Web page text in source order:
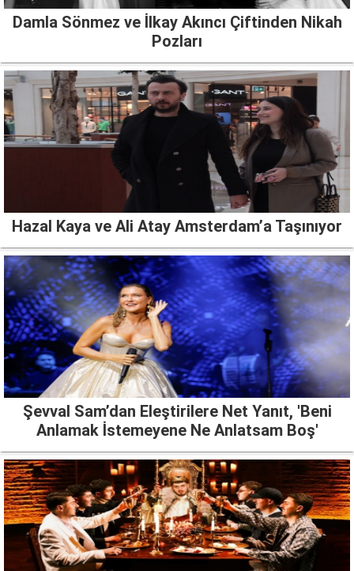
Damla Sönmez ve İlkay Akıncı Çiftinden Nikah
Pozları
Hazal Kaya ve Ali Atay Amsterdam’a Taşınıyor
Şevval Sam’dan Eleştirilere Net Yanıt, 'Beni
Anlamak İstemeyene Ne Anlatsam Boş'